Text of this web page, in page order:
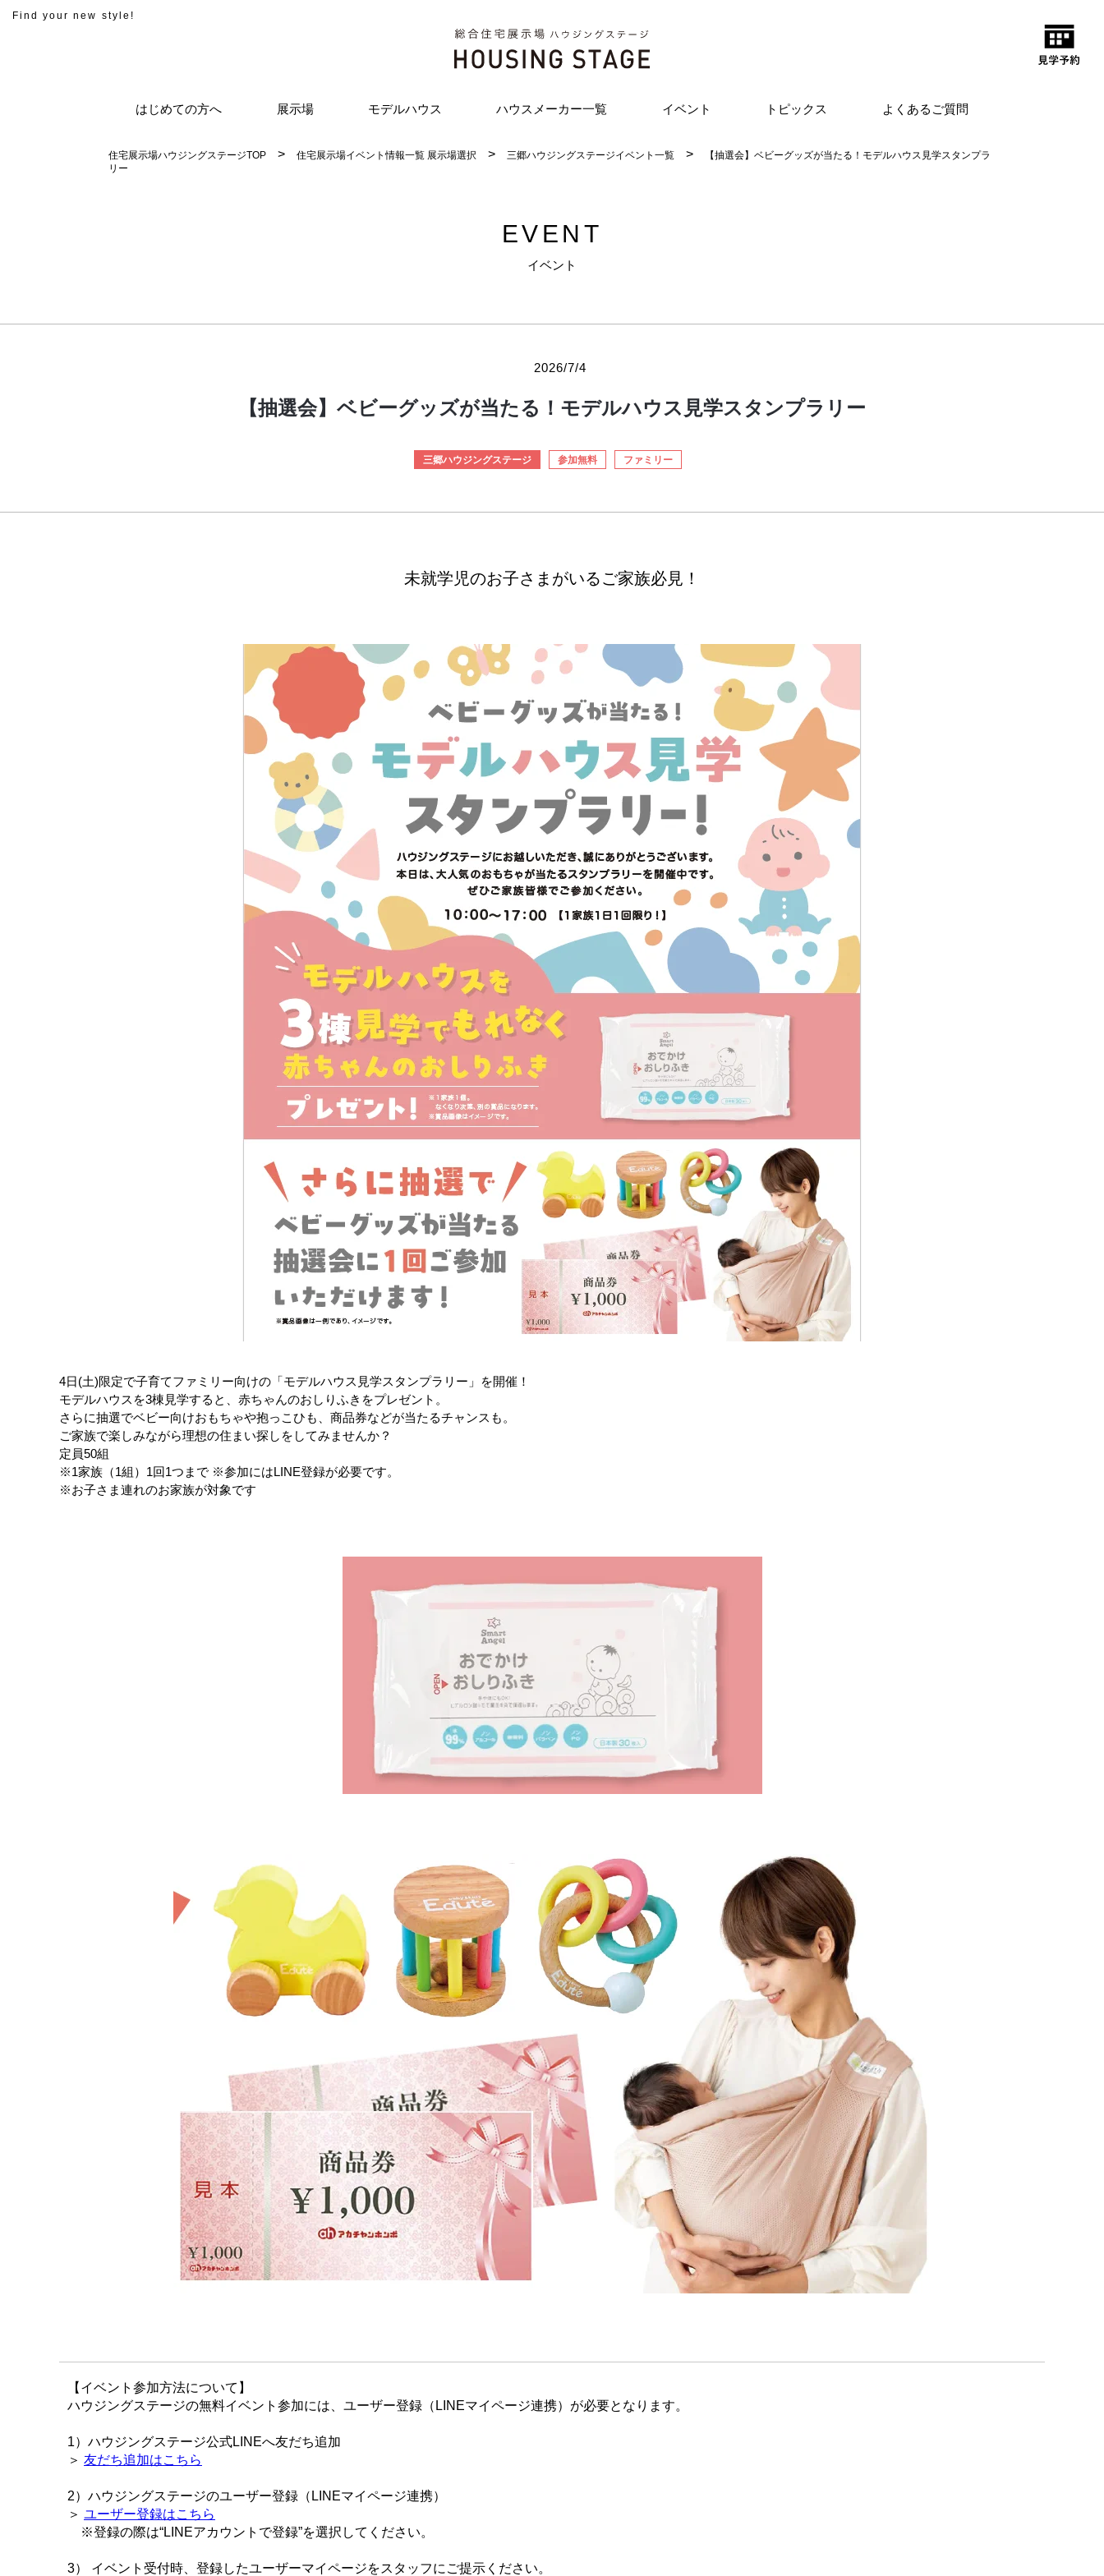
Find your new style!
はじめての方へ 展示場 モデルハウス ハウスメーカー一覧 イベント トピックス よくあるご質問
住宅展示場ハウジングステージTOP 住宅展示場イベント情報一覧 展示場選択 三郷ハウジングステージイベント一覧
【抽選会】ベビーグッズが当たる！モデルハウス見学スタンプラ
リー
EVENT
イベント
2026/7/4
【抽選会】ベビーグッズが当たる！モデルハウス見学スタンプラリー
三郷ハウジングステージ 参加無料 ファミリー
未就学児のお子さまがいるご家族必見！
4日(土)限定で子育てファミリー向けの「モデルハウス見学スタンプラリー」を開催！
モデルハウスを3棟見学すると、赤ちゃんのおしりふきをプレゼント。
さらに抽選でベビー向けおもちゃや抱っこひも、商品券などが当たるチャンスも。
ご家族で楽しみながら理想の住まい探しをしてみませんか？
定員50組
※1家族（1組）1回1つまで ※参加にはLINE登録が必要です。
※お子さま連れのお家族が対象です
【イベント参加方法について】
ハウジングステージの無料イベント参加には、ユーザー登録（LINEマイページ連携）が必要となります。
1）ハウジングステージ公式LINEへ友だち追加
＞ 友だち追加はこちら
2）ハウジングステージのユーザー登録（LINEマイページ連携）
＞ ユーザー登録はこちら
※登録の際は“LINEアカウントで登録”を選択してください。
3） イベント受付時、登録したユーザーマイページをスタッフにご提示ください。